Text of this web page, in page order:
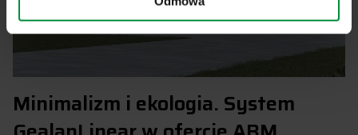
Minimalizm i ekologia. System